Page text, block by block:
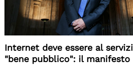
Internet deve essere al
"bene pubblico": il manifesto